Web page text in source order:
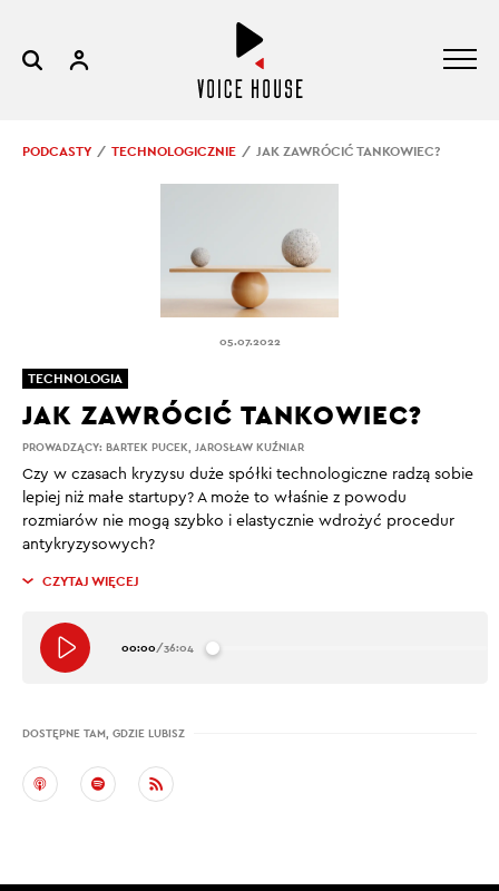
PODCASTY TECHNOLOGICZNIE JAK ZAWRÓCIĆ TANKOWIEC?
05.07.2022
PROWADZĄCY: BARTEK PUCEK, JAROSŁAW KUŹNIAR
JAK ZAWRÓCIĆ TANKOWIEC?
Czy w czasach kryzysu duże spółki technologiczne radzą sobie
lepiej niż małe startupy? A może to właśnie z powodu
rozmiarów nie mogą szybko i elastycznie wdrożyć procedur
antykryzysowych?
CZYTAJ WIĘCEJ
00:00/36:04
DOSTĘPNE TAM, GDZIE LUBISZ
TECHNOLOGIA